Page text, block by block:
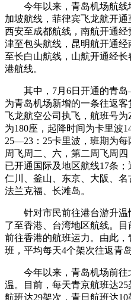
今年以来，青岛机场航线
加坡航线，菲律宾飞龙航开
西安至成都航线，南航开通
津至包头航线，昆明航开通
至长白山航线，山航开通经
港航线。
其中，7月6日开通的青岛
为青岛机场新增的一条往返
飞龙航空公司执飞，航班号为
为180座，起降时间为卡里波
25—23：25卡里波，班期为
周飞周二、六，第二周飞周
已开通国际及地区航线17条
仁川、釜山、东京、大阪、名
法兰克福、长滩岛。
针对市民前往港台游升温
了至香港、台湾地区航线。
前往香港的航班运力。由此
班，平均每天4个架次往返青
今年以来，青岛机场前往
温。目前，每天青京航班达
航班达29架次，青日航班达10